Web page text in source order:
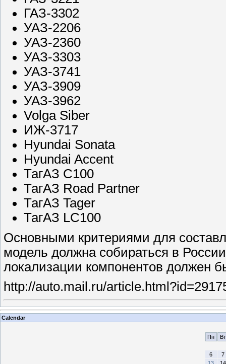
ГАЗ-3302
УАЗ-2206
УАЗ-2360
УАЗ-3303
УАЗ-3741
УАЗ-3909
УАЗ-3962
Volga Siber
ИЖ-3717
Hyundai Sonata
Hyundai Accent
ТагАЗ С100
ТагАЗ Road Partner
ТагАЗ Tager
ТагАЗ LC100
Основными критериями для
модель должна собираться в
локализации компонентов должен
http://auto.mail.ru/
Calendar
Пн Вт
6
7